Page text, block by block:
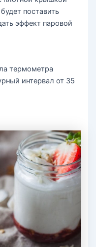
поставить
эффект паровой
термометра
интервал от 35